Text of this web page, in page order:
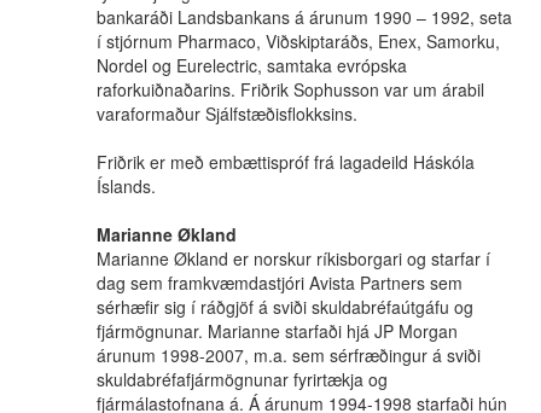
bankaráði Landsbankans á árunum 1990 – 1992, seta
í stjórnum Pharmaco, Viðskiptaráðs, Enex, Samorku,
Nordel og Eurelectric, samtaka evrópska
raforkuiðnaðarins. Friðrik Sophusson var um árabil
varaformaður Sjálfstæðisflokksins.
Friðrik er með embættispróf frá lagadeild Háskóla
Íslands.
Marianne Økland
Marianne Økland er norskur ríkisborgari og starfar í
dag sem framkvæmdastjóri Avista Partners sem
sérhæfir sig í ráðgjöf á sviði skuldabréfaútgáfu og
fjármögnunar. Marianne starfaði hjá JP Morgan
árunum 1998-2007, m.a. sem sérfræðingur á sviði
skuldabréfafjármögnunar fyrirtækja og
fjármálastofnana á. Á árunum 1994-1998 starfaði hún